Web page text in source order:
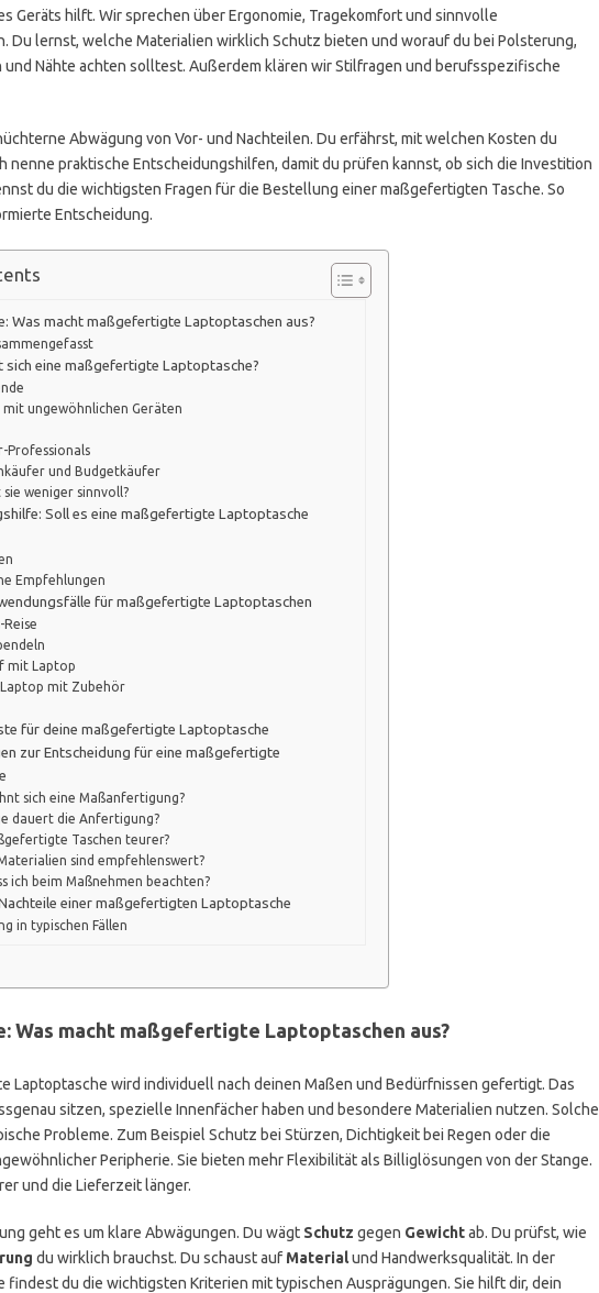
Geräts hilft. Wir sprechen über Ergonomie, Tragekomfort und sinnvolle
Du lernst, welche Materialien wirklich Schutz bieten und worauf du bei Polsterung,
und Nähte achten solltest. Außerdem klären wir Stilfragen und berufsspezifische
Abwägung von Vor- und Nachteilen. Du erfährst, mit welchen Kosten du
nenne praktische Entscheidungshilfen, damit du prüfen kannst, ob sich die Investition
du die wichtigsten Fragen für die Bestellung einer maßgefertigten Tasche. So
Entscheidung.
Was macht maßgefertigte Laptoptaschen aus?
sich eine maßgefertigte Laptoptasche?
mit ungewöhnlichen Geräten
Professionals
und Budgetkäufer
sie weniger sinnvoll?
Soll es eine maßgefertigte Laptoptasche
Empfehlungen
für maßgefertigte Laptoptaschen
Reise
mit Laptop
mit Zubehör
für deine maßgefertigte Laptoptasche
zur Entscheidung für eine maßgefertigte
sich eine Maßanfertigung?
dauert die Anfertigung?
Taschen teurer?
sind empfehlenswert?
ich beim Maßnehmen beachten?
einer maßgefertigten Laptoptasche
in typischen Fällen
Was macht maßgefertigte Laptoptaschen aus?
Laptoptasche wird individuell nach deinen Maßen und Bedürfnissen gefertigt. Das
sitzen, spezielle Innenfächer haben und besondere Materialien nutzen. Solche
Probleme. Zum Beispiel Schutz bei Stürzen, Dichtigkeit bei Regen oder die
Peripherie. Sie bieten mehr Flexibilität als Billiglösungen von der Stange.
und die Lieferzeit länger.
geht es um klare Abwägungen. Du wägt Schutz gegen Gewichtab. Du prüfst, wie
du wirklich brauchst. Du schaust auf Materialund Handwerksqualität. In der
findest du die wichtigsten Kriterien mit typischen Ausprägungen. Sie hilft dir, dein